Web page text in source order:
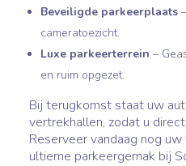
Beveiligde parkeerplaats
cameratoezicht.
Luxe parkeerterrein –
en ruim opgezet.
Bij terugkomst staat uw
vertrekhallen, zodat u
Reserveer vandaag nog
ultieme parkeergemak bij